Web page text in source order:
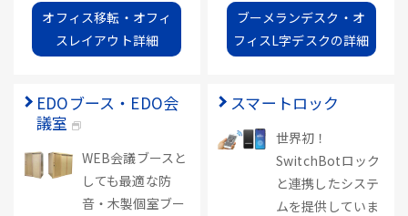
オフィス移転・オフィ
スレイアウト詳細
ブーメランデスク・オ
フィスL字デスクの詳細
EDOブース・EDO会
議室
WEB会議ブースと
しても最適な防
音・木製個室ブー
スマートロック
世界初！
SwitchBotロック
と連携したシステ
ムを提供していま